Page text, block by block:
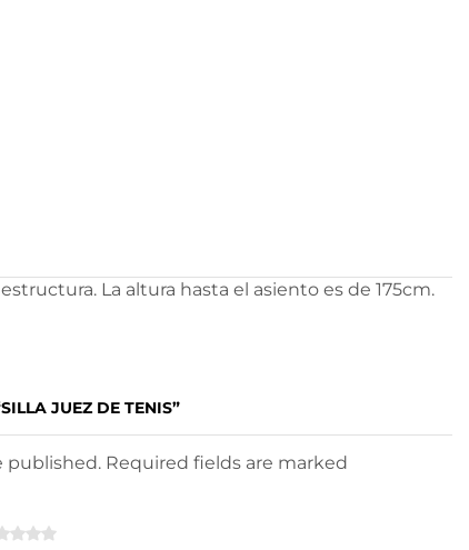
La altura hasta el asiento es de 175cm.
JUEZ DE TENIS”
published. Required fields are marked